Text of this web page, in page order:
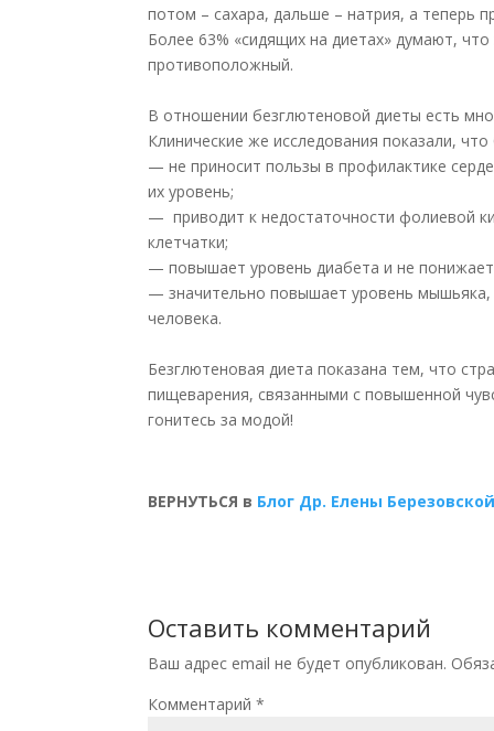
потом – сахара, дальше – натрия, а теперь
Более 63% «сидящих на диетах» думают,
противоположный.
В отношении безглютеновой диеты есть
Клинические же исследования показали,
— не приносит пользы в профилактике
их уровень;
— приводит к недостаточности фолиевой
клетчатки;
— повышает уровень диабета и не
— значительно повышает уровень мышьяка,
человека.
Безглютеновая диета показана тем, что
пищеварения, связанными с повышенной
гонитесь за модой!
ВЕРНУТЬСЯ в Блог Др. Елены Березовской
Оставить комментарий
Ваш адрес email не будет опубликован.
Комментарий*